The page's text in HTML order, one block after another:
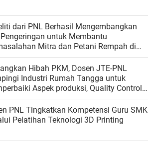
dari PNL Berhasil Mengembangkan
untuk Membantu
Mitra dan Petani Rempah di
Hibah PKM, Dosen JTE-PNL
Industri Rumah Tangga untuk
Aspek produksi, Quality Control
PNL Tingkatkan Kompetensi Guru SMK
Pelatihan Teknologi 3D Printing